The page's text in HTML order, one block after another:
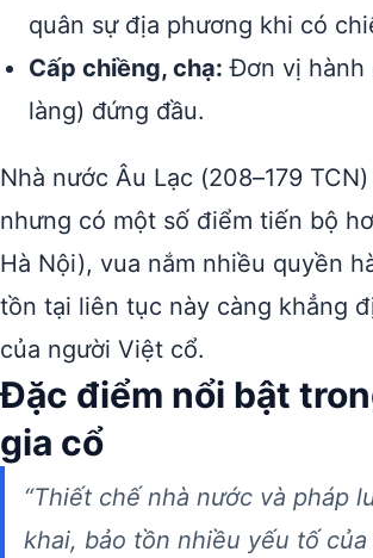
quân sự địa phương khi có
Cấp chiềng, chạ: Đơn vị hành
làng) đứng đầu.
Nhà nước Âu Lạc (208–179
nhưng có một số điểm tiến bộ
Hà Nội), vua nắm nhiều quyền
tồn tại liên tục này càng khẳng
của người Việt cổ.
Đặc điểm nổi bật
gia cổ
“Thiết chế nhà nước và pháp
khai, bảo tồn nhiều yếu tố